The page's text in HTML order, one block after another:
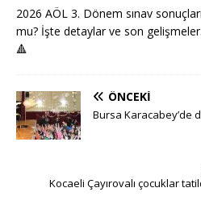
2026 AÖL 3. Dönem sınav
mu? İşte detaylar ve son gelişmeler.
🔺
ÖNCEKI
Bursa Karacabey’de
Kocaeli Çayırovalı çocuklar